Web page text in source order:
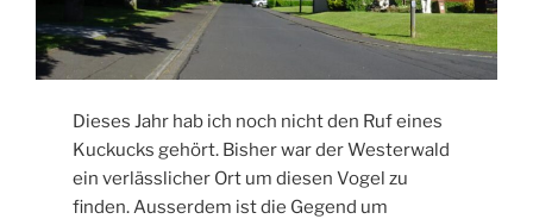
Dieses Jahr hab ich noch nicht den Ruf eines
Kuckucks gehört. Bisher war der Westerwald
ein verlässlicher Ort um diesen Vogel zu
finden. Ausserdem ist die Gegend um